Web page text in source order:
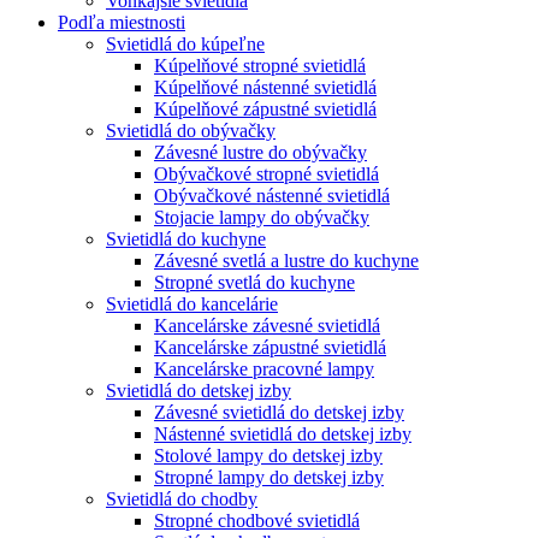
Podľa miestnosti
Svietidlá do kúpeľne
Kúpelňové stropné svietidlá
Kúpelňové nástenné svietidlá
Kúpelňové zápustné svietidlá
Svietidlá do obývačky
Závesné lustre do obývačky
Obývačkové stropné svietidlá
Obývačkové nástenné svietidlá
Stojacie lampy do obývačky
Svietidlá do kuchyne
Závesné svetlá a lustre do kuchyne
Stropné svetlá do kuchyne
Svietidlá do kancelárie
Kancelárske závesné svietidlá
Kancelárske zápustné svietidlá
Kancelárske pracovné lampy
Svietidlá do detskej izby
Závesné svietidlá do detskej izby
Nástenné svietidlá do detskej izby
Stolové lampy do detskej izby
Stropné lampy do detskej izby
Svietidlá do chodby
Stropné chodbové svietidlá